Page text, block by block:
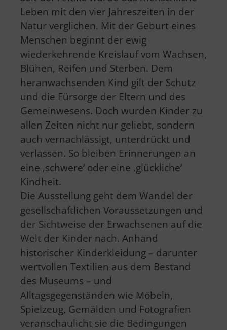
Leben mit den vier Jahreszeiten in der
Natur verglichen. Mit der Geburt eines
Menschen beginnt der ewig
wiederkehrende Kreislauf vom Wachsen,
Blühen, Reifen und Sterben. Dem
heranwachsenden Kind gilt der Schutz
und die Fürsorge der Eltern und des
Gemeinwesens. Doch wurden Kinder zu
allen Zeiten nicht nur geliebt, sondern
auch vernachlässigt, unterdrückt und
verlassen. So bleiben Erinnerungen an
eine ‚schwere‘ oder eine ‚glückliche‘
Kindheit.
Die Ausstellung geht dem Wandel der
gesellschaftlichen Voraussetzungen und
der Sichtweise der Erwachsenen auf die
Welt der Kinder nach. Anhand
historischer Kinderkleidung – darunter
wertvollen Textilien aus dem Bestand
des Museums – und
Alltagsgegenständen wie Möbeln,
Spielzeug, Gemälden und Fotografien
veranschaulicht sie die Bedingungen